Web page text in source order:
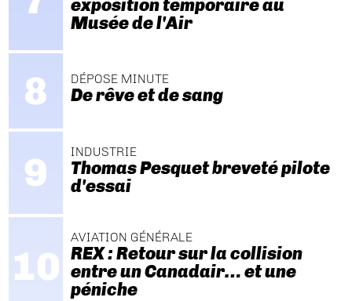
exposition temporaire au
Musée de l'Air
DÉPOSE MINUTE
De rêve et de sang
INDUSTRIE
Thomas Pesquet breveté pilote
d'essai
AVIATION GÉNÉRALE
REX : Retour sur la collision
entre un Canadair… et une
péniche